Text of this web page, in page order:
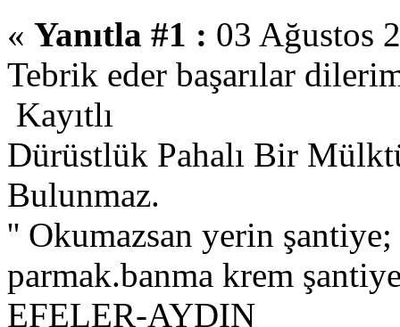
« Yanıtla #1 : 03 Ağustos
Tebrik eder başarılar
Kayıtlı
Dürüstlük Pahalı Bir
Bulunmaz.
'' Okumazsan yerin
parmak.banma krem
EFELER-AYDIN